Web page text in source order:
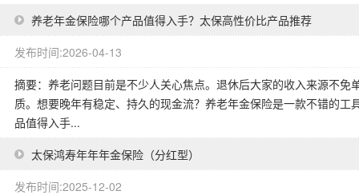
养老年金保险哪个产品值得入手？太保高性价比产品推荐
发布时间:2026-04-13
摘要：养老问题目前是不少人关心焦点。退休后大家的收入来源不
质。想要晚年有稳定、持久的现金流？养老年金保险是一款不错的
品值得入手...
太保鸿寿年年年金保险（分红型）
发布时间:2025-12-02